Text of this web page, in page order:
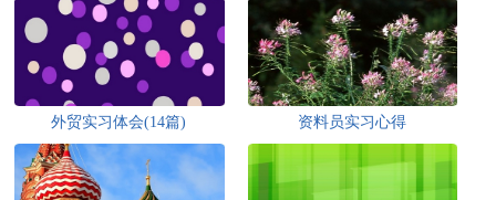
外贸实习体会(14篇) 资料员实习心得